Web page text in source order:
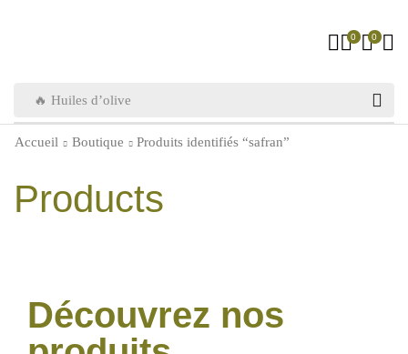
🔥 Huiles d’olive
0 0
Accueil Boutique Produits identifiés “safran”
Products
Découvrez nos